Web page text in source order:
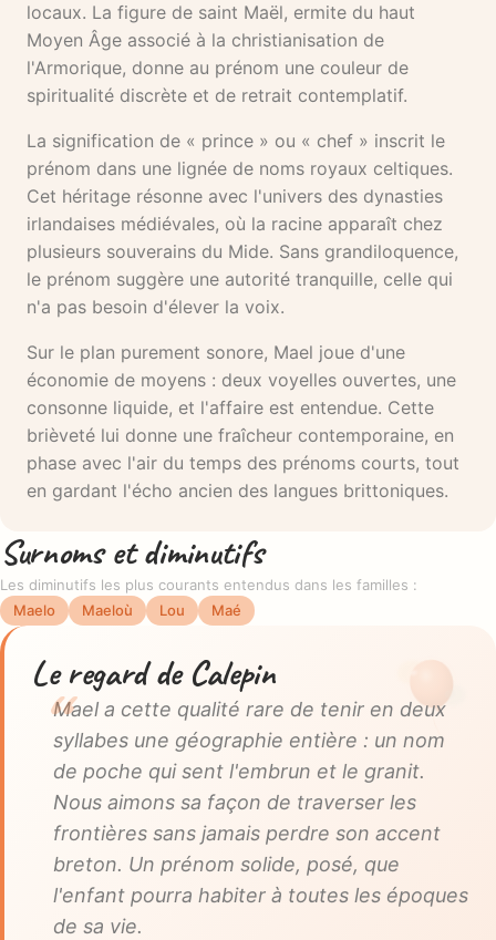
locaux. La figure de saint Maël, ermite du haut
Moyen Âge associé à la christianisation de
l'Armorique, donne au prénom une couleur de
spiritualité discrète et de retrait contemplatif.
La signification de « prince » ou « chef » inscrit le
prénom dans une lignée de noms royaux celtiques.
Cet héritage résonne avec l'univers des dynasties
irlandaises médiévales, où la racine apparaît chez
plusieurs souverains du Mide. Sans grandiloquence,
le prénom suggère une autorité tranquille, celle qui
n'a pas besoin d'élever la voix.
Sur le plan purement sonore, Mael joue d'une
économie de moyens : deux voyelles ouvertes, une
consonne liquide, et l'affaire est entendue. Cette
brièveté lui donne une fraîcheur contemporaine, en
phase avec l'air du temps des prénoms courts, tout
en gardant l'écho ancien des langues brittoniques.
Surnoms et diminutifs
Les diminutifs les plus courants entendus dans les familles :
Maelo
Maeloù Lou Maé
Le regard de Calepin
Mael a cette qualité rare de tenir en deux
syllabes une géographie entière : un nom
de poche qui sent l'embrun et le granit.
Nous aimons sa façon de traverser les
frontières sans jamais perdre son accent
breton. Un prénom solide, posé, que
l'enfant pourra habiter à toutes les époques
de sa vie.